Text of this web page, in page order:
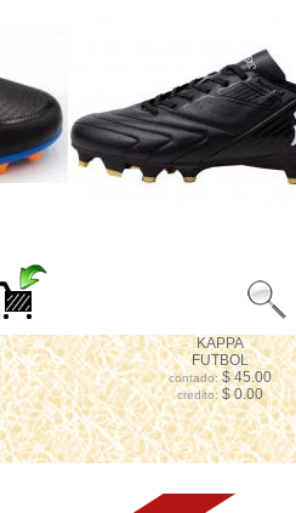
KAPPA
FUTBOL
contado:$ 45.00
credito:$ 0.00